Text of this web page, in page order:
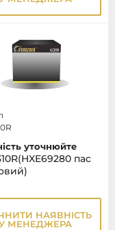
уточнюйте
пас
НАЯВНІСТЬ
МЕНЕДЖЕРА